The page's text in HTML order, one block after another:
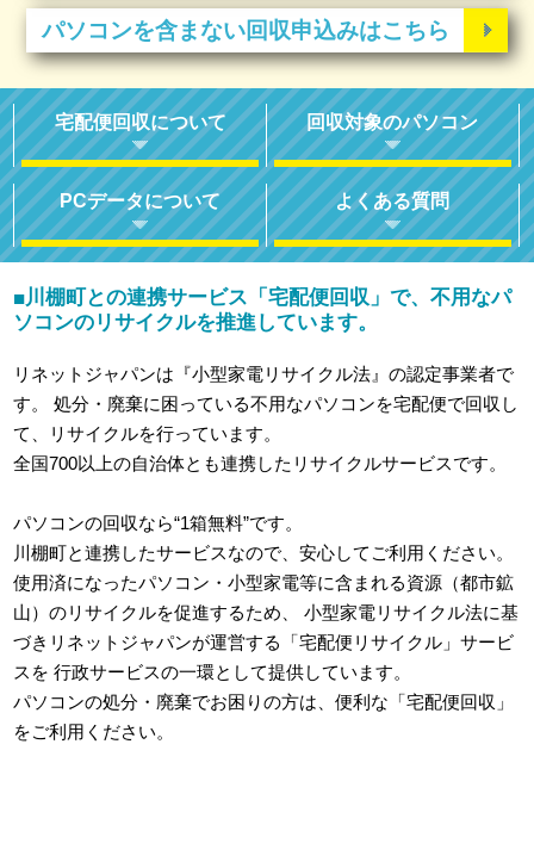
パソコンを含まない回収申込みはこちら
宅配便回収について 回収対象のパソコン
PCデータについて よくある質問
■川棚町との連携サービス「宅配便回収」で、不用なパ
ソコンのリサイクルを推進しています。
リネットジャパンは『小型家電リサイクル法』の認定事業者で
す。
処分・廃棄に困っている不用なパソコンを宅配便で回収し
て、リサイクルを行っています。
全国700以上の自治体とも連携したリサイクルサービスです。
パソコンの回収なら“1箱無料”です。
川棚町と連携したサービスなので、安心してご利用ください。
使用済になったパソコン・小型家電等に含まれる資源（都市鉱
山）のリサイクルを促進するため、
小型家電リサイクル法に基
づきリネットジャパンが運営する「宅配便リサイクル」サービ
スを 行政サービスの一環として提供しています。
パソコンの処分・廃棄でお困りの方は、便利な「宅配便回収」
をご利用ください。